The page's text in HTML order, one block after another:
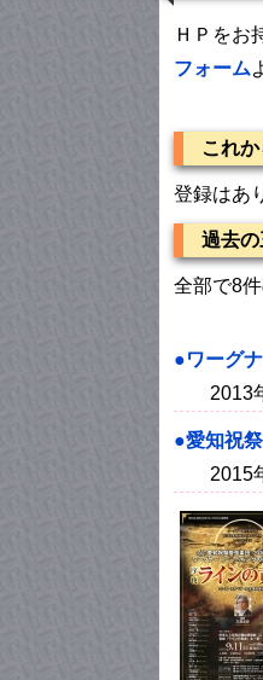
ＨＰをお
フォーム
これ
登録はあ
過去
全部で8
●ワーグ
2013
●愛知祝
2015